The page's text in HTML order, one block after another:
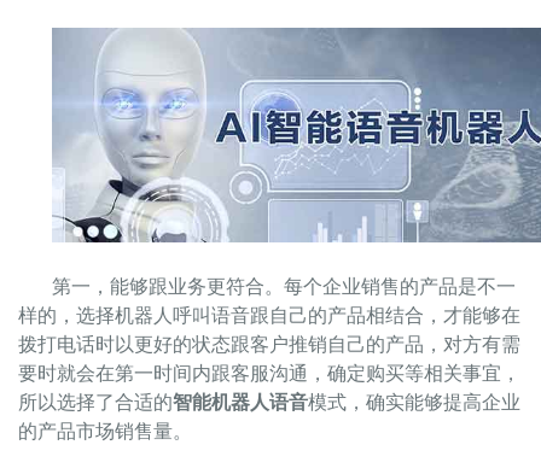
第一，能够跟业务更符合。每个企业销售的产品是不一
样的，选择机器人呼叫语音跟自己的产品相结合，才能够在
拨打电话时以更好的状态跟客户推销自己的产品，对方有需
要时就会在第一时间内跟客服沟通，确定购买等相关事宜，
所以选择了合适的智能机器人语音模式，确实能够提高企业
的产品市场销售量。